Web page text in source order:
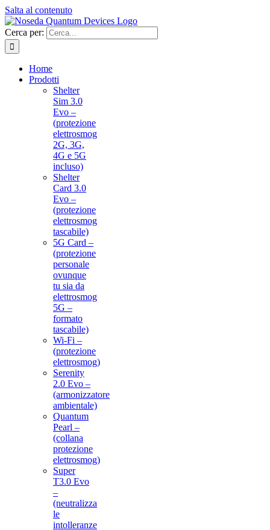
Salta al contenuto
Cerca per:
Home
Prodotti
Shelter
Sim 3.0
Evo –
(protezione
elettrosmog
2G, 3G,
4G e 5G
incluso)
Shelter
Card 3.0
Evo –
(protezione
elettrosmog
tascabile)
5G Card –
(protezione
personale
ovunque
tu sia da
elettrosmog
5G –
formato
tascabile)
Wi-Fi –
(protezione
elettrosmog)
Serenity
2.0 Evo –
(armonizzatore
ambientale)
Quantum
Pearl –
(collana
protezione
elettrosmog)
Super
T3.0 Evo
–
(neutralizza
le
intolleranze